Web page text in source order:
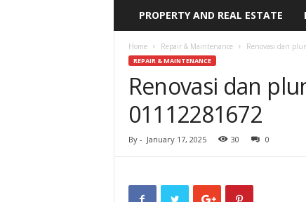
PROPERTY AND REAL ESTATE
Home Repair & Maintenance Renovasi dan
REPAIR & MAINTENANCE
Renovasi dan
01112281672
By - January 17, 2025 30 0